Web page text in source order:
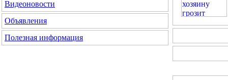
Видеоновости
Объявления
Полезная информация